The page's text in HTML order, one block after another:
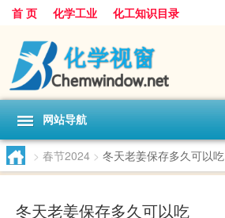
首 页 化学工业 化工知识目录
网站导航
> 春节2024 > 冬天老姜保存多久可以吃
冬天老姜保存多久可以吃